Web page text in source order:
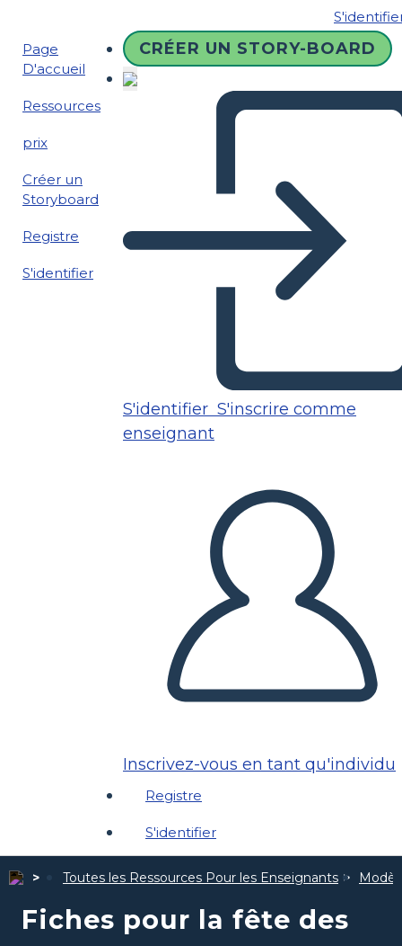
Page
D'accueil
Ressources
prix
Créer un
Storyboard
Registre
S'identifier
CRÉER UN STORY-BOARD
S'identifier S'inscrire comme
enseignant
Inscrivez-vous en tant qu'individu
Registre
S'identifier
Toutes les Ressources Pour les Enseignants
Fiches pour la fête des